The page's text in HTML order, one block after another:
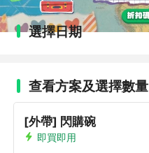
選擇日期
查看方案及選擇數量
[外帶] 閃購碗
即買即用